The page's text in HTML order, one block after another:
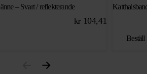
– Svart / reflekterande
kr104,41
Beställ